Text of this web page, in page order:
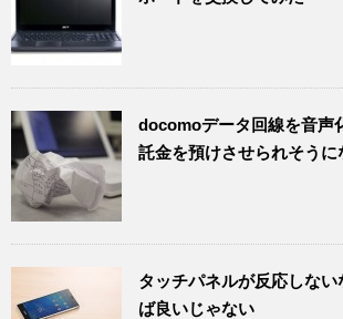
docomoデータ回線を音声
託金を預けさせられそうに
タッチパネルが反応しない
ば良いじゃない